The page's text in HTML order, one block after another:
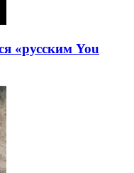
«русским You